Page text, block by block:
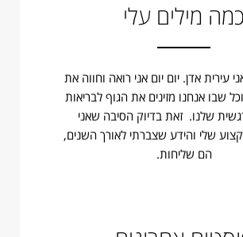
כמה מילים עלי
עירית אדן. יום יום אני רואה וחווה את
שבו אנחנו מזינים את הגוף לבריאות
שלנו. זאת בדיוק הסיבה שאני
שלי והידע שצברתי לאורך השנים,
הם שליחות.